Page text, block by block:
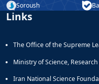
Soroush
Links
The Office of the Supreme
Ministry of Science,
Iran National Science